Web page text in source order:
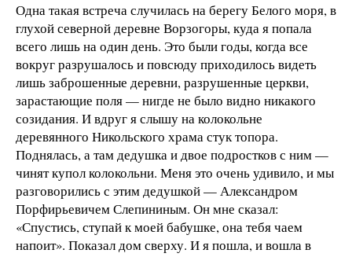
Одна такая встреча случилась на берегу Белого моря, в
глухой северной деревне Ворзогоры, куда я попала
всего лишь на один день. Это были годы, когда все
вокруг разрушалось и повсюду приходилось видеть
лишь заброшенные деревни, разрушенные церкви,
зарастающие поля — нигде не было видно никакого
созидания. И вдруг я слышу на колокольне
деревянного Никольского храма стук топора.
Поднялась, а там дедушка и двое подростков с ним —
чинят купол колокольни. Меня это очень удивило, и мы
разговорились с этим дедушкой — Александром
Порфирьевичем Слепининым. Он мне сказал:
«Спустись, ступай к моей бабушке, она тебя чаем
напоит». Показал дом сверху. И я пошла, и вошла в